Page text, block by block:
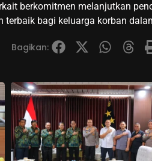
berkomitmen melanjutkan
terbaik bagi keluarga korban
Bagikan: